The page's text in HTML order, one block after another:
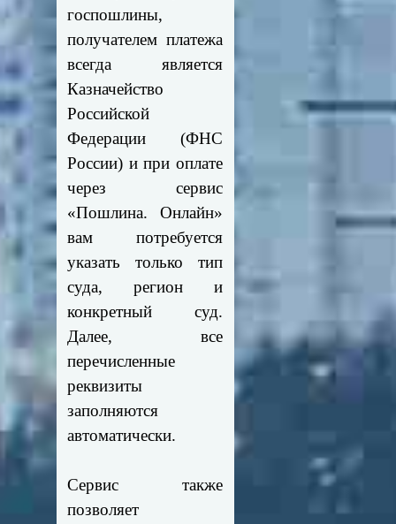
госпошлины,
получателем платежа
всегда является
Казначейство
Российской
Федерации (ФНС
России) и при оплате
через сервис
«Пошлина. Онлайн»
вам потребуется
указать только тип
суда, регион и
конкретный суд.
Далее, все
перечисленные
реквизиты
заполняются
автоматически.
Сервис также
позволяет